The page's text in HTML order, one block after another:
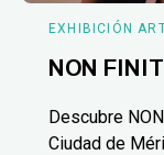
EXHIBICIÓN
NON
Descubre
Ciudad de